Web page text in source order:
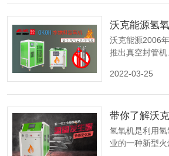
沃克能源2006
推出真空封管
并热销海内外多
2022-03-25
带你了解沃
氢氧机是利用
业的一种新型